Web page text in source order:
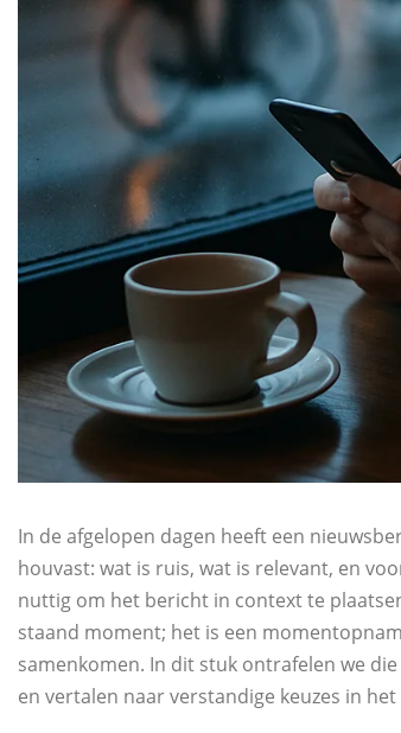
In de afgelopen dagen heeft een
houvast: wat is ruis, wat is relevant, en
nuttig om het bericht in context te
staand moment; het is een
samenkomen. In dit stuk ontrafelen we
en vertalen naar verstandige keuzes in